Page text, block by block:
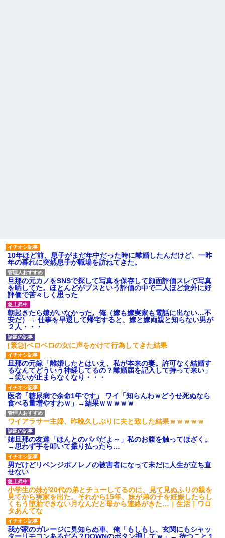
のお茶？」彼「ちっ！」私「」
【GIF】JSのカンチョーワロ
タ
後続車にクラクションを鳴ら
され彼氏が逆切れ。「何クラク
ション鳴らしてんだ！降りてこ
いよ！」と怒鳴りだし...
【衝撃】報酬100万円超の治験
募集がこちらｗｗｗｗｗ(※画像
あり)
【ネット騒然】惨殺されたタ
ワマン頂き女子のこの動画、す
げえええええｗｗｗｗｗｗｗｗ
ｗｗｗ
【愕然】白のクラウン俺氏、
高速道路左車線を制限速度で走
った結果wwwwwwwwwwww
百年の恋12-899 食べた量を
張り合ってくる
【悲報】佐藤輝明・・・２軍
でも盛大にやらかす←あまり悲
しませないでくれ
10年ほど前、息子がまだ年中だった時に離婚したんだけど、一昨
年の暮れに突然息子が職場を訪ねてきた。
旦那の元カノをSNSで探して写真を保存して顔面評価スレで写真
を晒してた。ほとんどがブスという評価の中で二人ほど意外に好
評価で苦々しく思った
朝起きたら嫁がいなかった。俺（嫁も嫁実家も電話に出ない…不
安だ）→ 仕事を早退して帰宅すると、嫁と嫁両親と知らない男が
２人・・・
[緊急]ベロベロの女に声をかけて行為してきた結果
旦那の元嫁「離婚したとはいえ、私が本来の妻。許可なく結婚す
るなんてどういう神経してるの？離婚届を記入して持って来い」
→笑いが止まらなくなり・・・
医者「糖尿病で余命1年です」 ワイ「知らんわｗどうせ死ぬなら
食べる量増やすわｗ」→結果ｗｗｗｗｗ
ワイアラサー主婦、昨晩久しぶりに夫と致した結果ｗｗｗｗｗ
姉旦那の友達「ほんとのパパだよ～」私のお腹を触ってほざく。
→思わず手を叩いて振り払ったら…
男だけどリベンジポノレノの被害者になって未だに人生が立ち直
せない
小学生の妹が20代の弟とチューしてるのに、見て見ぬふりの親を
見てから実家を出た。それから15年、妹が弟の子を妊娠したらし
くもう堕胎できない月なんだと母から連絡がきた…｜生活｜ワロ
タあんてな
我が家のガレージに見知らぬ車。俺「もしもし、玄関にもシャッ
ターリモコンあるだろ？DOWNのボタン押してｗ」→ 待つこと１